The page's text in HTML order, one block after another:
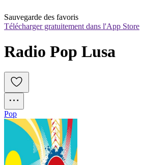
Sauvegarde des favoris
Télécharger gratuitement dans l'App Store
Radio Pop Lusa
Pop